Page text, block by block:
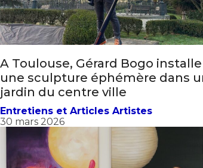
A Toulouse, Gérard Bogo installe
une sculpture éphémère dans un
jardin du centre ville
Entretiens et Articles Artistes
30 mars 2026